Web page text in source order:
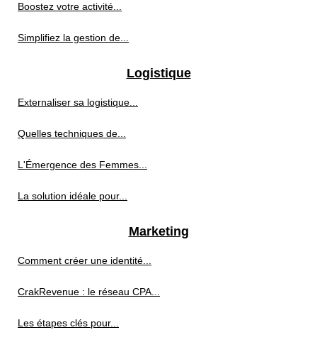
Boostez votre activité...
Simplifiez la gestion de...
Logistique
Externaliser sa logistique...
Quelles techniques de...
L'Émergence des Femmes...
La solution idéale pour...
Marketing
Comment créer une identité...
CrakRevenue : le réseau CPA...
Les étapes clés pour...